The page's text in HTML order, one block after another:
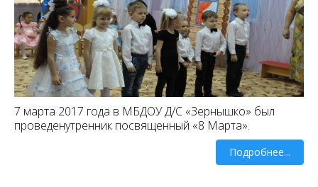
7 марта 2017 года в МБДОУ Д/С «Зернышко» был
проведенутренник посвященный «8 Марта».
Подробнее...